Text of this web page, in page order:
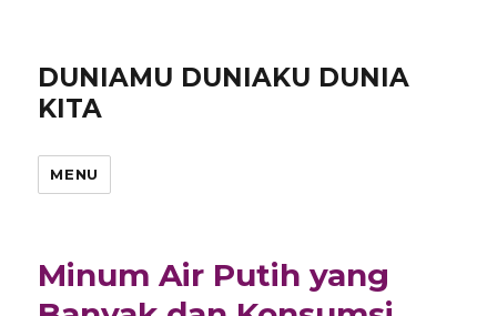
DUNIAMU DUNIAKU DUNIA
KITA
MENU
Minum Air Putih yang